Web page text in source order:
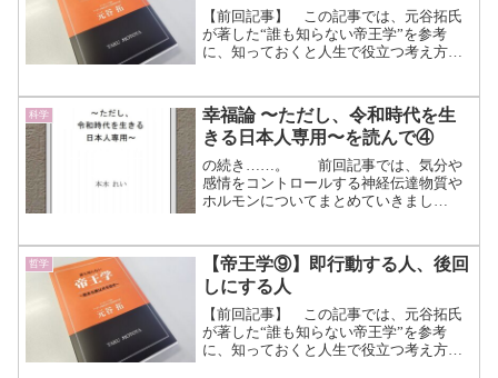
【前回記事】 この記事では、元谷拓氏
が著した“誰も知らない帝王学”を参考
に、知っておくと人生で役立つ考え方を
が、その立場に相応しい能力を養うもの
の総称です。 正確には帝...（続きを読
む）
科学
幸福論 〜ただし、令和時代を生
きる日本人専用〜を読んで④
の続き……。 前回記事では、気分や
感情をコントロールする神経伝達物質や
ホルモンについてまとめていきまし
現れる反面、出過ぎると統合失調症など
の害も現れることが分かりまし...（続き
を読む）
哲学
【帝王学⑨】即行動する人、後回
しにする人
【前回記事】 この記事では、元谷拓氏
が著した“誰も知らない帝王学”を参考
に、知っておくと人生で役立つ考え方を